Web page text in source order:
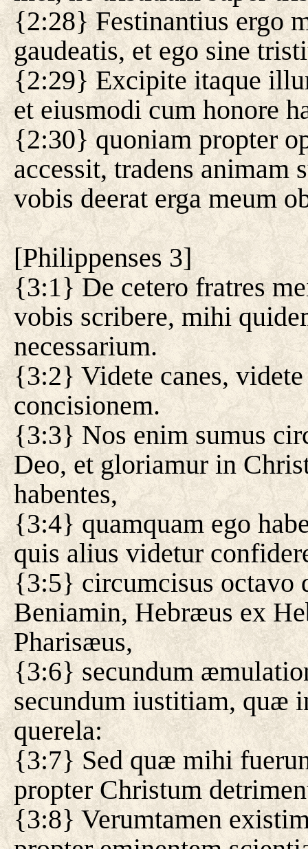
{2:28} Festinantius ergo
gaudeatis, et ego sine
{2:29} Excipite itaque
et eiusmodi cum honore
{2:30} quoniam propter
accessit, tradens animam
vobis deerat erga meum
[Philippenses 3]
{3:1} De cetero fratres
vobis scribere, mihi
necessarium.
{3:2} Videte canes,
concisionem.
{3:3} Nos enim sumus
Deo, et gloriamur in
habentes,
{3:4} quamquam ego
quis alius videtur
{3:5} circumcisus octavo
Beniamin, Hebræus ex
Pharisæus,
{3:6} secundum
secundum iustitiam, quæ
querela:
{3:7} Sed quæ mihi
propter Christum
{3:8} Verumtamen